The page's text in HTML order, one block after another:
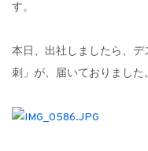
す。
本日、出社しましたら、
刺」が、届いておりました。